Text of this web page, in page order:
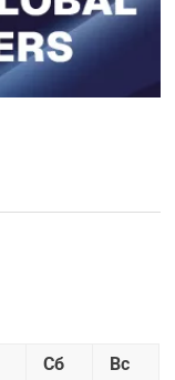
Сб
Вс